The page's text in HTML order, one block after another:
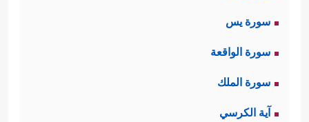
سورة يس
سورة الواقعة
سورة الملك
آية الكرسي